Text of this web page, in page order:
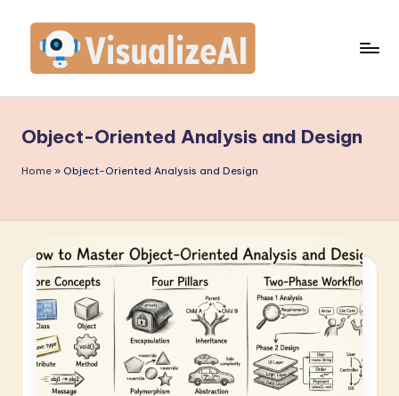
content
u
a
e
A
n
Object-Oriented Analysis and Design
Home » Object-Oriented Analysis and Design